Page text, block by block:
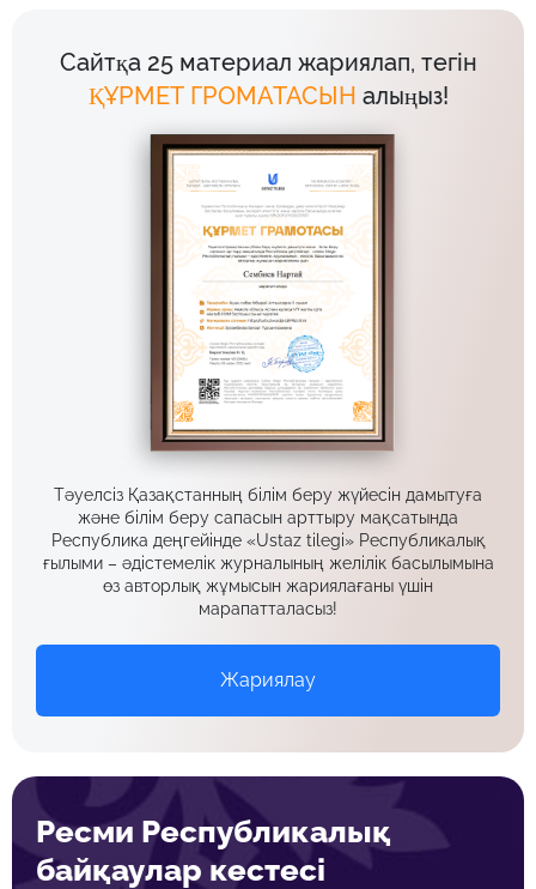
Сайтқа 25 материал жариялап, тегін
ҚҰРМЕТ ГРОМАТАСЫН алыңыз!
Тәуелсіз Қазақстанның білім беру жүйесін дамытуға
және білім беру сапасын арттыру мақсатында
Республика деңгейінде «Ustaz tilegi» Республикалық
ғылыми – әдістемелік журналының желілік басылымына
өз авторлық жұмысын жариялағаны үшін
марапатталасыз!
Жариялау
Ресми Республикалық
байқаулар кестесі